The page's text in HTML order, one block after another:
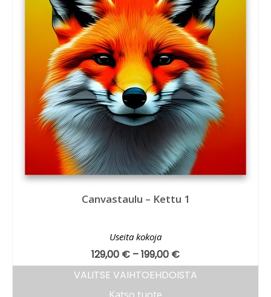
Canvastaulu – Kettu 1
Useita kokoja
129,00 € –199,00 €
VALITSE VAIHTOEHDOISTA